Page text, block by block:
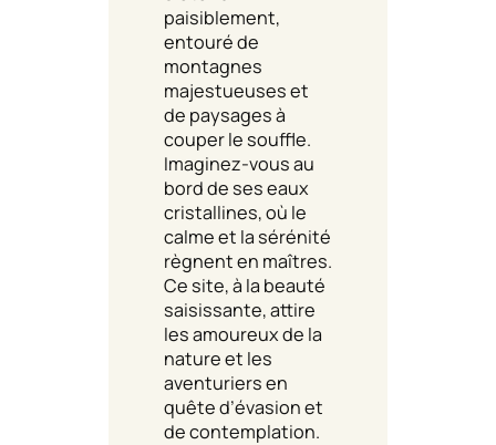
paisiblement,
entouré de
montagnes
majestueuses et
de paysages à
couper le souffle.
Imaginez-vous au
bord de ses eaux
cristallines, où le
calme et la sérénité
règnent en maîtres.
Ce site, à la beauté
saisissante, attire
les amoureux de la
nature et les
aventuriers en
quête d’évasion et
de contemplation.